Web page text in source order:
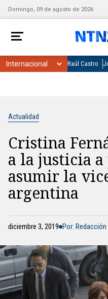
Domingo, 09 de agosto de 2026
Raúl Castro
Actualidad
Cristina
a la justicia a
asumir la
argentina
diciembre 3, 2019 Por: Redacción